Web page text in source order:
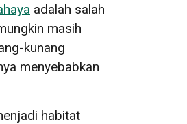
adalah salah
masih
kunang
menyebabkan
habitat